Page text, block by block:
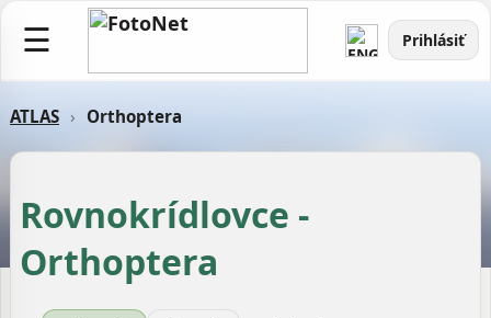
☰ Prihlásiť
ATLAS › Orthoptera
Rovnokrídlovce -
Orthoptera